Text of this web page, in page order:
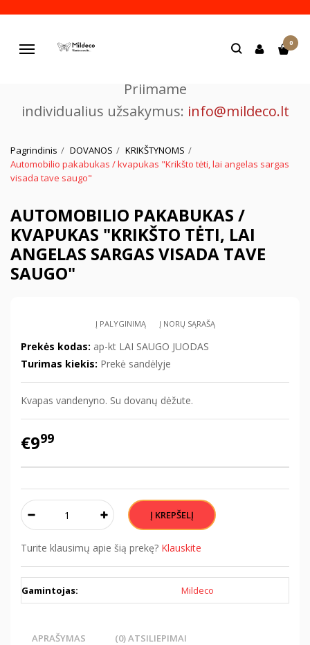
Navigacija
0
Priimame
individualius užsakymus: info@mildeco.lt
Pagrindinis DOVANOS
KRIKŠTYNOMS
Automobilio pakabukas / kvapukas "Krikšto tėti, lai angelas sargas
visada tave saugo"
AUTOMOBILIO PAKABUKAS /
KVAPUKAS "KRIKŠTO TĖTI, LAI
ANGELAS SARGAS VISADA TAVE
SAUGO"
Į PALYGINIMĄ Į NORŲ SĄRAŠĄ
Prekės kodas: ap-kt LAI SAUGO JUODAS
Turimas kiekis: Prekė sandėlyje
Kvapas vandenyno. Su dovanų dėžute.
€999
Turite klausimų apie šią prekę? Klauskite
Gamintojas: Mildeco
APRAŠYMAS (0) ATSILIEPIMAI